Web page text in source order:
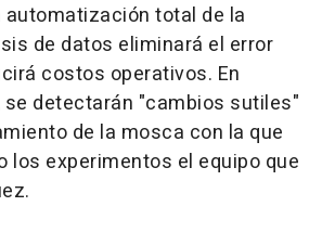
automatización total de la
de datos eliminará el error
costos operativos. En
se detectarán "cambios sutiles"
de la mosca con la que
los experimentos el equipo que